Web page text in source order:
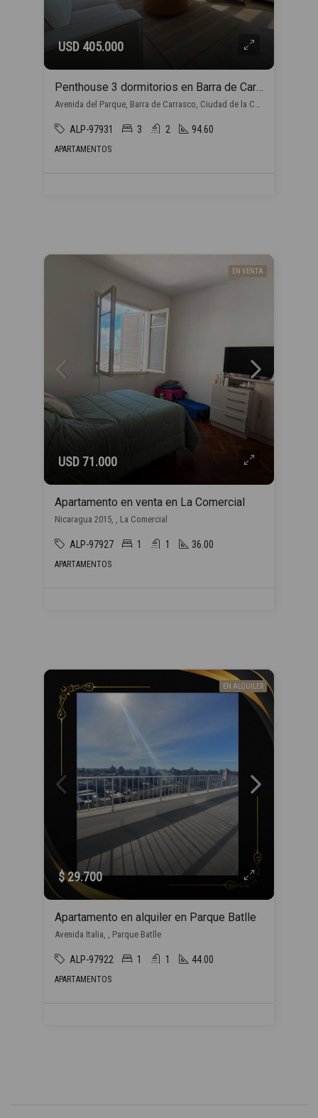
USD 405.000
Penthouse 3 dormitorios en Barra de Carrasco
Avenida del Parque, Barra de Carrasco, Ciudad de la Costa
ALP-97931 3 2 94.60
APARTAMENTOS
EN VENTA
USD 71.000
Apartamento en venta en La Comercial
Nicaragua 2015, , La Comercial
ALP-97927 1 1 36.00
APARTAMENTOS
EN ALQUILER
$ 29.700
Apartamento en alquiler en Parque Batlle
Avenida Italia, , Parque Batlle
ALP-97922 1 1 44.00
APARTAMENTOS